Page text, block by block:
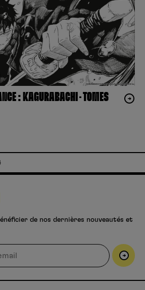
: KAGURABACHI – TOMES
de nos dernières nouveautés et